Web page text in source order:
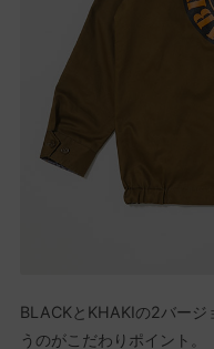
BLACKとKHAKIの2バージ
うのがこだわりポイント。